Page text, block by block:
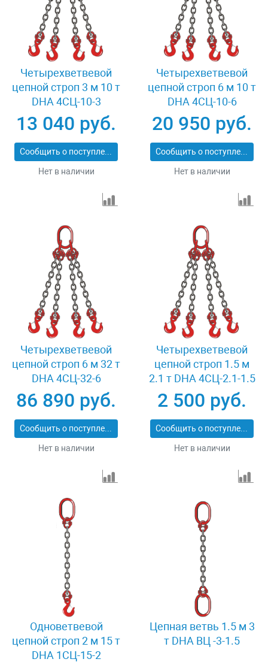
Четырехветвевой
цепной строп 3 м 10 т
DHA 4СЦ-10-3
13 040 руб.
Сообщить о поступлении
Нет в наличии
Четырехветвевой
цепной строп 6 м 10 т
DHA 4СЦ-10-6
20 950 руб.
Сообщить о поступлении
Нет в наличии
Четырехветвевой
цепной строп 6 м 32 т
DHA 4СЦ-32-6
86 890 руб.
Сообщить о поступлении
Нет в наличии
Четырехветвевой
цепной строп 1.5 м
2.1 т DHA 4СЦ-2.1-1.5
2 500 руб.
Сообщить о поступлении
Нет в наличии
Одноветвевой
цепной строп 2 м 15 т
DHA 1СЦ-15-2
Цепная ветвь 1.5 м 3
т DHA ВЦ -3-1.5